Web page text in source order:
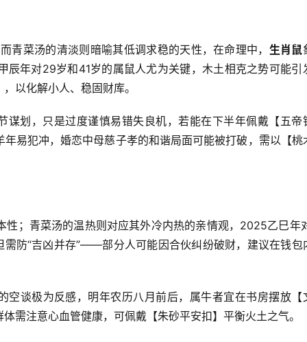
青菜汤的清淡则暗喻其低调求稳的天性，在命理中， 生肖鼠
辰年对29岁和41岁的属鼠人尤为关键，木土相克之势可能引
以化解小人、稳固财库。
谋划，只是过度谨慎易错失良机，若能在下半年佩戴【五帝
易犯冲，婚恋中母慈子孝的和谐局面可能被打破，需以【桃
性；青菜汤的温热则对应其外冷内热的亲情观，2025乙巳年
需防“吉凶并存”——部分人可能因合伙纠纷破财，建议在钱包
空谈极为反感，明年农历八月前后，属牛者宜在书房摆放【
需注意心血管健康，可佩戴【朱砂平安扣】平衡火土之气。